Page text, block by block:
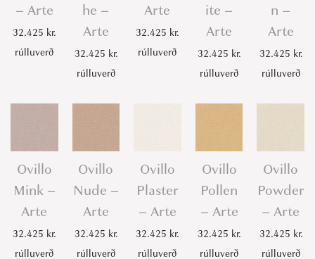
– Arte
32.425 kr.
rúlluverð
he –
Arte
32.425 kr.
rúlluverð
Arte
32.425 kr.
rúlluverð
ite –
Arte
32.425 kr.
rúlluverð
n –
Arte
32.425 kr.
rúlluverð
Ovillo
Mink –
Arte
32.425 kr.
rúlluverð
Ovillo
Nude –
Arte
32.425 kr.
rúlluverð
Ovillo
Plaster
– Arte
32.425 kr.
rúlluverð
Ovillo
Pollen
– Arte
32.425 kr.
rúlluverð
Ovillo
Powder
– Arte
32.425 kr.
rúlluverð